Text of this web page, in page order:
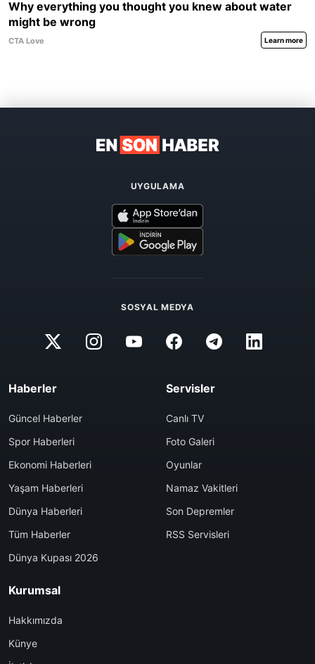
UYGULAMA
SOSYAL MEDYA
Haberler
Güncel Haberler
Spor Haberleri
Ekonomi Haberleri
Yaşam Haberleri
Dünya Haberleri
Tüm Haberler
Dünya Kupası 2026
Servisler
Canlı TV
Foto Galeri
Oyunlar
Namaz Vakitleri
Son Depremler
RSS Servisleri
Kurumsal
Hakkımızda
Künye